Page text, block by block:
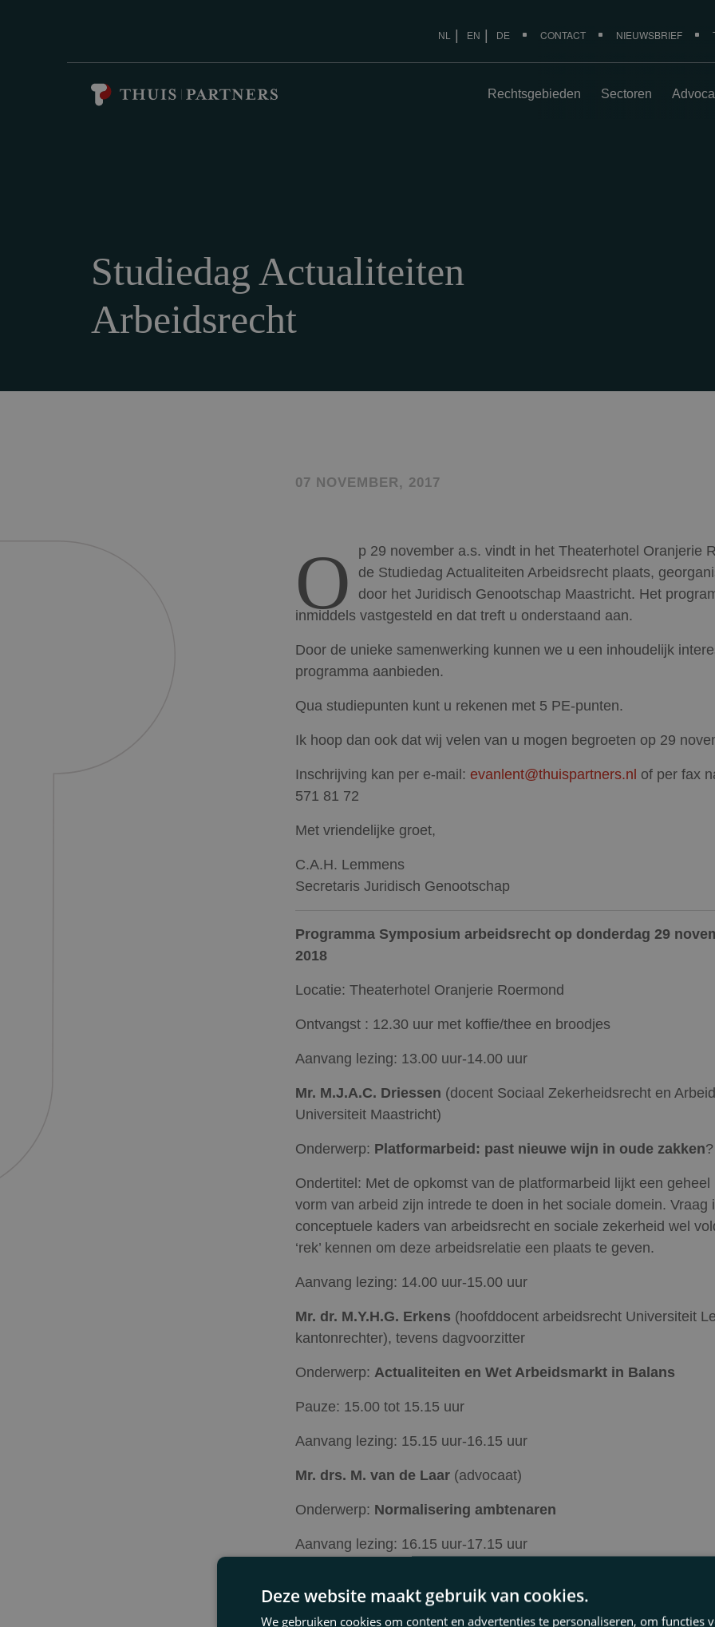
NL EN DE CONTACT NIEUWSBRIEF
Rechtsgebieden Sectoren
Studiedag Actualiteiten
Arbeidsrecht
07 NOVEMBER, 2017
O
p 29 november a.s. vindt in het Theaterhotel Oranjerie
de Studiedag Actualiteiten Arbeidsrecht plaats,
door het Juridisch Genootschap Maastricht. Het
inmiddels vastgesteld en dat treft u onderstaand aan.
Door de unieke samenwerking kunnen we u een inhoudelijk
programma aanbieden.
Qua studiepunten kunt u rekenen met 5 PE-punten.
Ik hoop dan ook dat wij velen van u mogen begroeten op 29
Inschrijving kan per e-mail: evanlent@thuispartners.nl of per fax
571 81 72
Met vriendelijke groet,
C.A.H. Lemmens
Secretaris Juridisch Genootschap
Programma Symposium arbeidsrecht op donderdag 29
2018
Locatie: Theaterhotel Oranjerie Roermond
Ontvangst : 12.30 uur met koffie/thee en broodjes
Aanvang lezing: 13.00 uur-14.00 uur
Mr. M.J.A.C. Driessen (docent Sociaal Zekerheidsrecht en
Universiteit Maastricht)
Onderwerp: Platformarbeid: past nieuwe wijn in oude zakken?
Ondertitel: Met de opkomst van de platformarbeid lijkt een geheel
vorm van arbeid zijn intrede te doen in het sociale domein. Vraag
conceptuele kaders van arbeidsrecht en sociale zekerheid wel
‘rek’ kennen om deze arbeidsrelatie een plaats te geven.
Aanvang lezing: 14.00 uur-15.00 uur
Mr. dr. M.Y.H.G. Erkens (hoofddocent arbeidsrecht Universiteit
kantonrechter), tevens dagvoorzitter
Onderwerp: Actualiteiten en Wet Arbeidsmarkt in Balans
Pauze: 15.00 tot 15.15 uur
Aanvang lezing: 15.15 uur-16.15 uur
Mr. drs. M. van de Laar (advocaat)
Onderwerp: Normalisering ambtenaren
Aanvang lezing: 16.15 uur-17.15 uur
medewerker en coordinator WWZ)
Deze website maakt gebruik van cookies.
We gebruiken cookies om content en advertenties te personaliseren, om functies